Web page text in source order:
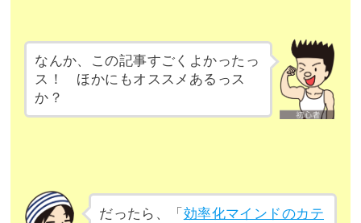
なんか、この記事すごくよかったっ
ス！ ほかにもオススメあるっス
か？
だったら、「 効率化マインドのカテ